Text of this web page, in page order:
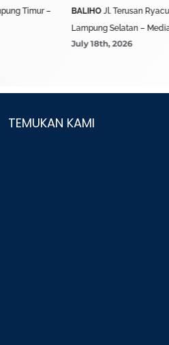
Timur –
BALIHOJl. Terusan
Lampung Selatan –
July 18th, 2026
TEMUKAN KAMI